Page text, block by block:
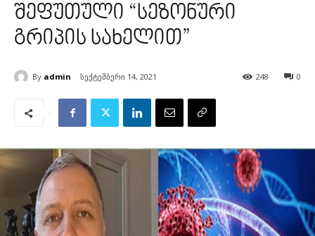
შეფუთული “სეზონური
გრიპის სახელით”
By admin სექტემბერი 14, 2021 0
248